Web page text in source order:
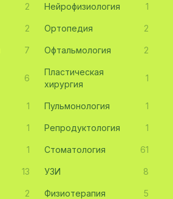
2 Нейрофизиология 1
2 Ортопедия 2
7 Офтальмология 2
6
Пластическая
хирургия
1
1 Пульмонология 1
1 Репродуктология 1
1 Стоматология 61
13 УЗИ 8
2 Физиотерапия 5